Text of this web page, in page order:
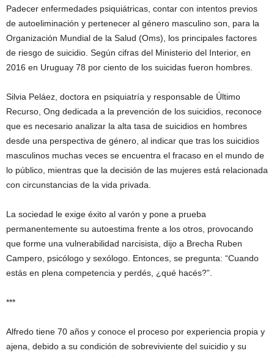
Padecer enfermedades psiquiátricas, contar con intentos previos
de autoeliminación y pertenecer al género masculino son, para la
Organización Mundial de la Salud (Oms), los principales factores
de riesgo de suicidio. Según cifras del Ministerio del Interior, en
2016 en Uruguay 78 por ciento de los suicidas fueron hombres.
Silvia Peláez, doctora en psiquiatría y responsable de Último
Recurso, Ong dedicada a la prevención de los suicidios, reconoce
que es necesario analizar la alta tasa de suicidios en hombres
desde una perspectiva de género, al indicar que tras los suicidios
masculinos muchas veces se encuentra el fracaso en el mundo de
lo público, mientras que la decisión de las mujeres está relacionada
con circunstancias de la vida privada.
La sociedad le exige éxito al varón y pone a prueba
permanentemente su autoestima frente a los otros, provocando
que forme una vulnerabilidad narcisista, dijo a Brecha Ruben
Campero, psicólogo y sexólogo. Entonces, se pregunta: “Cuando
estás en plena competencia y perdés, ¿qué hacés?”.
***
Alfredo tiene 70 años y conoce el proceso por experiencia propia y
ajena, debido a su condición de sobreviviente del suicidio y su